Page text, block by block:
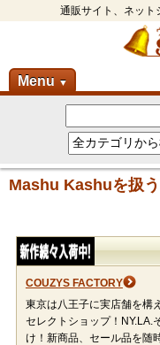
通販サイト、ネット
Menu ▼
Mashu Kashuを扱
COUZYS FACTORY
東京は八王子に実店舗を構
セレクトショップ！NY.LA.
け！新商品、セール品を随